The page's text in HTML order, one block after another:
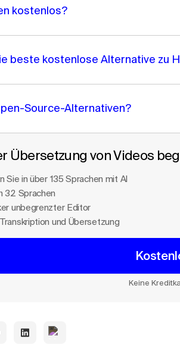
kostenlos?
beste kostenlose Alternative zu
Source-Alternativen?
Übersetzung von Videos
Sie in über 135 Sprachen mit Al
32 Sprachen
unbegrenzter Editor
und Übersetzung
Keine